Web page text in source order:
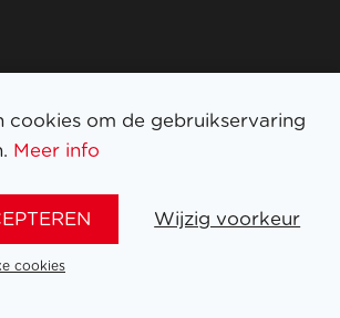
Inschrijven op nieuwsbrief
SITE
cookies om de gebruikservaring
Meer info
Wijzig voorkeur
cookies